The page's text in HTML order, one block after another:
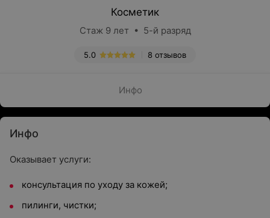
Косметик
Стаж 9 лет • 5-й разряд
8 отзывов
5.0
Инфо
Инфо
Оказывает услуги:
консультация по уходу за кожей;
пилинги, чистки;